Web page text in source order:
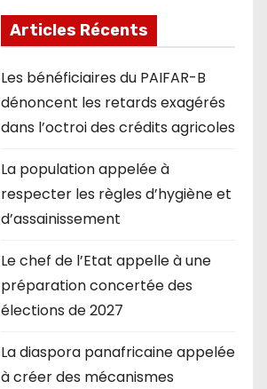
Articles Récents
Les bénéficiaires du PAIFAR-B
dénoncent les retards exagérés
dans l’octroi des crédits agricoles
La population appelée à
respecter les règles d’hygiène et
d’assainissement
Le chef de l’Etat appelle à une
préparation concertée des
élections de 2027
La diaspora panafricaine appelée
à créer des mécanismes